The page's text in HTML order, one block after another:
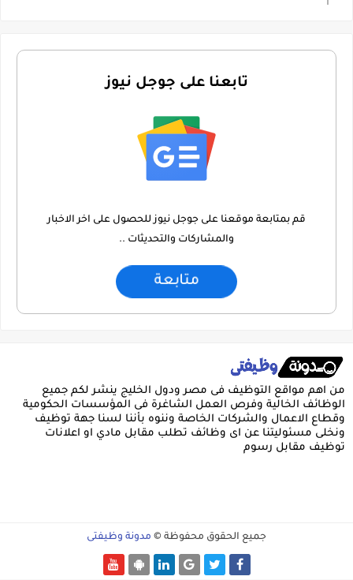
تابعنا على جوجل نيوز
قم بمتابعة موقعنا على جوجل نيوز للحصول على اخر الاخبار
والمشاركات والتحديثات ..
متابعة
من اهم مواقع التوظيف فى مصر ودول الخليج ينشر لكم جميع
الوظائف الخالية وفرص العمل الشاغرة فى المؤسسات الحكومية
وقطاع الاعمال والشركات الخاصة وننوه بأننا لسنا جهة توظيف
ونخلى مسئوليتنا عن اى وظائف تطلب مقابل مادي او اعلانات
توظيف مقابل رسوم
جميع الحقوق محفوظة © مدونة وظيفتى